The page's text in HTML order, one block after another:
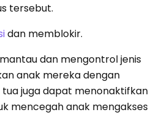
tersebut.
dan memblokir.
dan mengontrol jenis
anak mereka dengan
tua juga dapat menonaktifkan
mencegah anak mengakses